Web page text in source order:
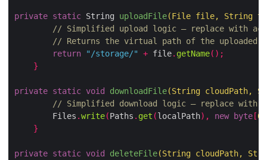
private static String uploadFile(File file , String
// Simplified upload logic – replace with
// Returns the virtual path of the
return
"/storage/" + file.getName ();
private static void downloadFile(String cloudPath ,
// Simplified download logic – replace with
        Files
.write(Paths.get(localPath ), new byte
private static void deleteFile(String cloudPath ,